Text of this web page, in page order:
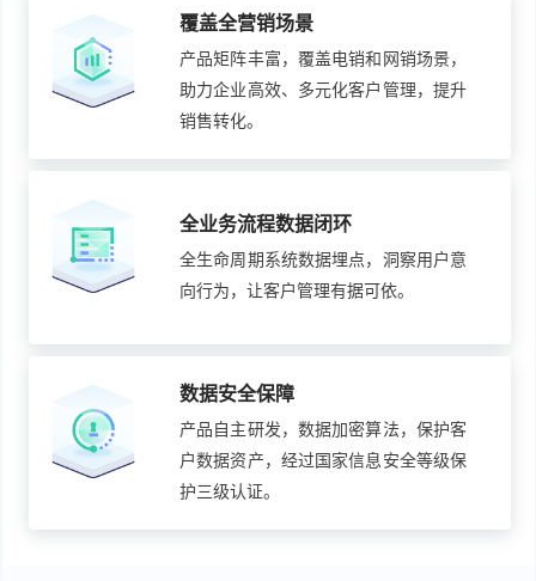
覆盖全营销场景
产品矩阵丰富，覆盖电销和网销场景，
助力企业高效、多元化客户管理，提升
销售转化。
全业务流程数据闭环
全生命周期系统数据埋点，洞察用户意
向行为，让客户管理有据可依。
数据安全保障
产品自主研发，数据加密算法，保护客
户数据资产，经过国家信息安全等级保
护三级认证。